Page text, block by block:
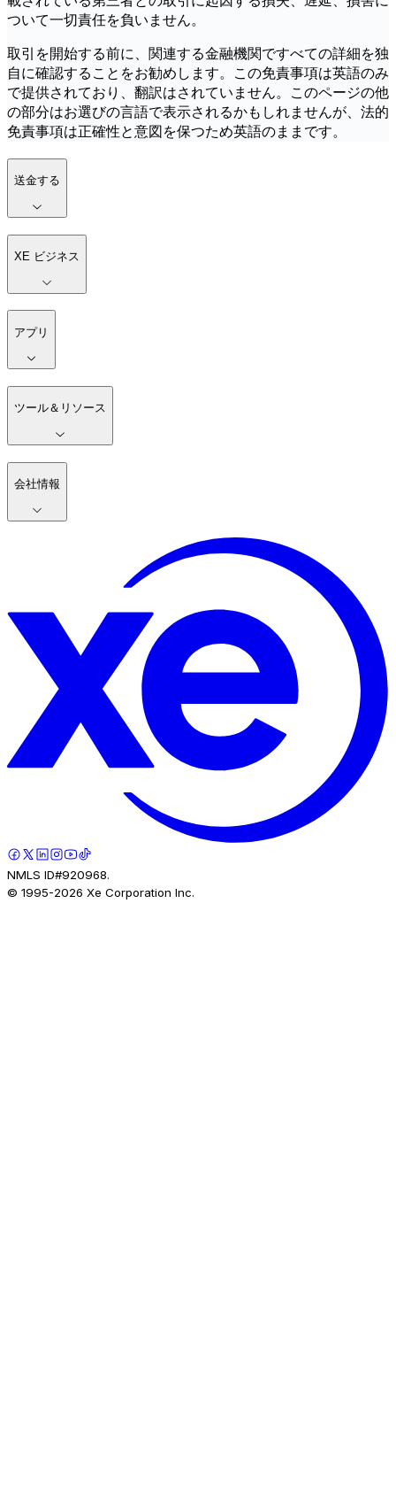
ついて一切責任を負いません。
取引を開始する前に、関連する金融機関ですべての詳細を独
自に確認することをお勧めします。この免責事項は英語のみ
で提供されており、翻訳はされていません。このページの他
の部分はお選びの言語で表示されるかもしれませんが、法的
免責事項は正確性と意図を保つため英語のままです。
送金する
XE ビジネス
アプリ
ツール＆リソース
会社情報
NMLS ID#920968.
© 1995-2026 Xe Corporation Inc.